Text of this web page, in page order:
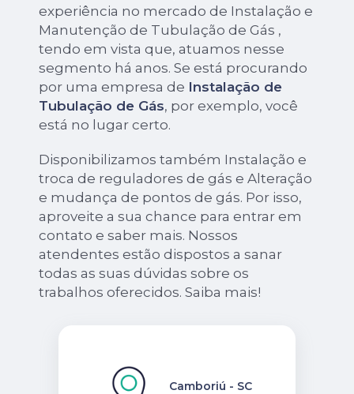
experiência no mercado de Instalação e
Manutenção de Tubulação de Gás ,
tendo em vista que, atuamos nesse
segmento há anos. Se está procurando
por uma empresa de Instalação de
Tubulação de Gás, por exemplo, você
está no lugar certo.
Disponibilizamos também Instalação e
troca de reguladores de gás e Alteração
e mudança de pontos de gás. Por isso,
aproveite a sua chance para entrar em
contato e saber mais. Nossos
atendentes estão dispostos a sanar
todas as suas dúvidas sobre os
trabalhos oferecidos. Saiba mais!
Camboriú - SC